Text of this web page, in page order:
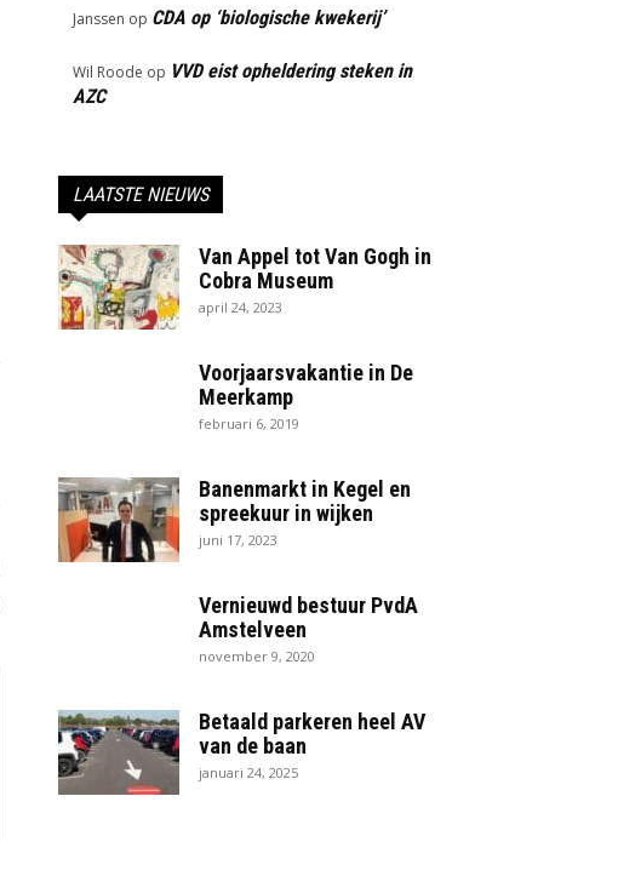
Janssen op CDA op ‘biologische kwekerij’
Wil Roode op VVD eist opheldering steken in
AZC
LAATSTE NIEUWS
Van Appel tot Van Gogh in
Cobra Museum
april 24, 2023
Voorjaarsvakantie in De
Meerkamp
februari 6, 2019
Banenmarkt in Kegel en
spreekuur in wijken
juni 17, 2023
Vernieuwd bestuur PvdA
Amstelveen
november 9, 2020
Betaald parkeren heel AV
van de baan
januari 24, 2025